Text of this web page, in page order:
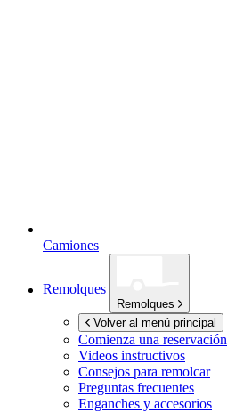
Camiones
Remolques
Remolques
Volver al menú principal
Comienza una reservación
Videos instructivos
Consejos para remolcar
Preguntas frecuentes
Enganches y accesorios